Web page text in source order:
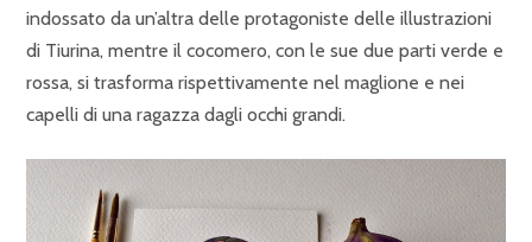
indossato da un’altra delle protagoniste delle illustrazioni
di Tiurina, mentre il cocomero, con le sue due parti verde e
rossa, si trasforma rispettivamente nel maglione e nei
capelli di una ragazza dagli occhi grandi.